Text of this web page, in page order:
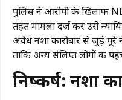
पुलिस ने आरोपी के खिलाफ
तहत मामला दर्ज कर उसे
अवैध नशा कारोबार से जुड़े पूरे
ताकि अन्य संलिप्त लोगों की
निष्कर्ष: नशा